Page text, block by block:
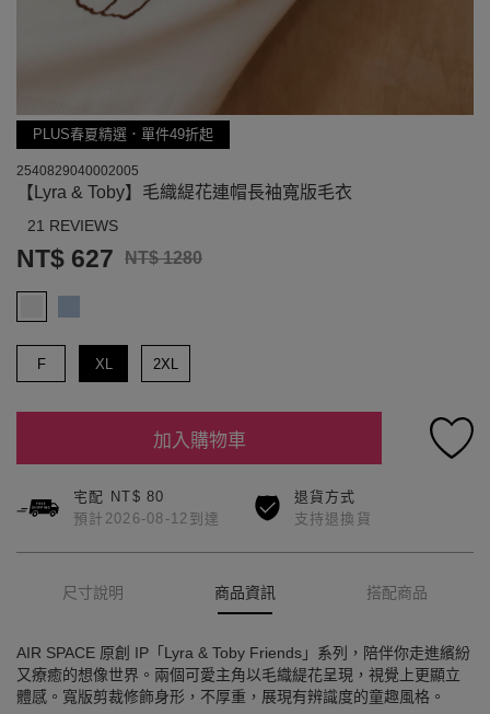
PLUS春夏精選．單件49折起
2540829040002005
【Lyra & Toby】毛織緹花連帽長袖寬版毛衣
21 REVIEWS
NT$ 627 NT$ 1280
F XL 2XL
加入購物車
宅配 NT$ 80
預計2026-08-12到達
退貨方式
支持退換貨
尺寸說明 商品資訊 搭配商品
AIR SPACE 原創 IP「Lyra & Toby Friends」系列，陪伴你走進繽紛
又療癒的想像世界。兩個可愛主角以毛織緹花呈現，視覺上更顯立
體感。寬版剪裁修飾身形，不厚重，展現有辨識度的童趣風格。